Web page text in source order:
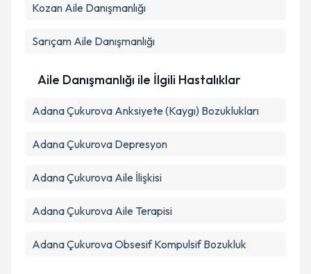
Kozan Aile Danışmanlığı
Sarıçam Aile Danışmanlığı
Aile Danışmanlığı ile İlgili Hastalıklar
Adana Çukurova Anksiyete (Kaygı) Bozuklukları
Adana Çukurova Depresyon
Adana Çukurova Aile İlişkisi
Adana Çukurova Aile Terapisi
Adana Çukurova Obsesif Kompulsif Bozukluk